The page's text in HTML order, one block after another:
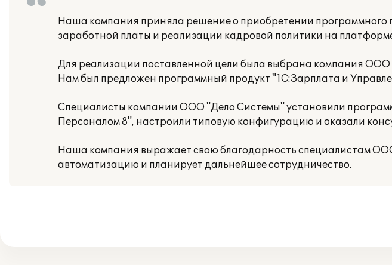
Наша компания приняла решение о приобретении программного
заработной платы и реализации кадровой политики на
Для реализации поставленной цели была выбрана компания
Нам был предложен программный продукт "1С:Зарплата и
Специалисты компании ООО "Дело Системы" установили
Персоналом 8", настроили типовую конфигурацию и оказали
Наша компания выражает свою благодарность специалистам
автоматизацию и планирует дальнейшее сотрудничество.